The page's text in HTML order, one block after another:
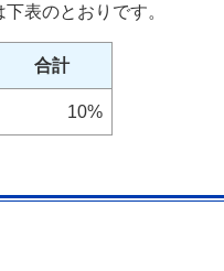
表のとおりです。
合計
10%